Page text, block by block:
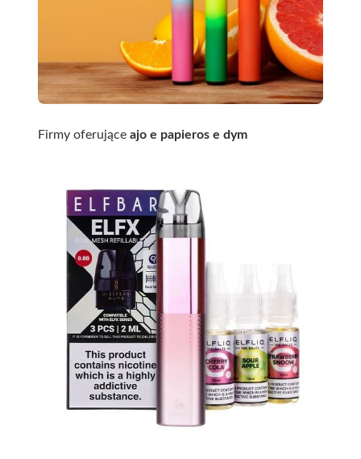
Firmy oferujące ajo e papieros e dym